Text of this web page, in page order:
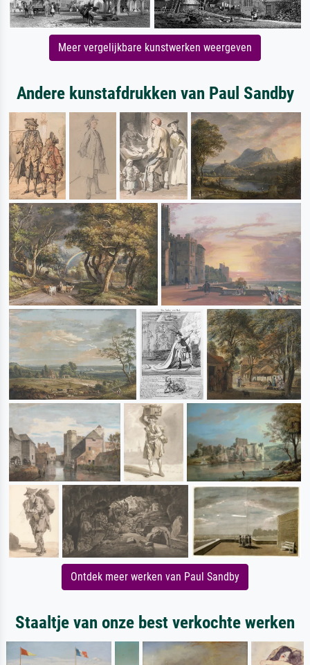
Meer vergelijkbare kunstwerken weergeven
Andere kunstafdrukken van Paul Sandby
Ontdek meer werken van Paul Sandby
Staaltje van onze best verkochte werken